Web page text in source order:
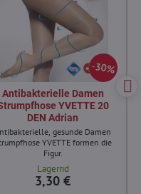
30%
Antibakterielle Damen
YVETTE 20
DEN Adrian
gesunde Damen
YVETTE formen die
Figur.
Lagernd
3,30 €